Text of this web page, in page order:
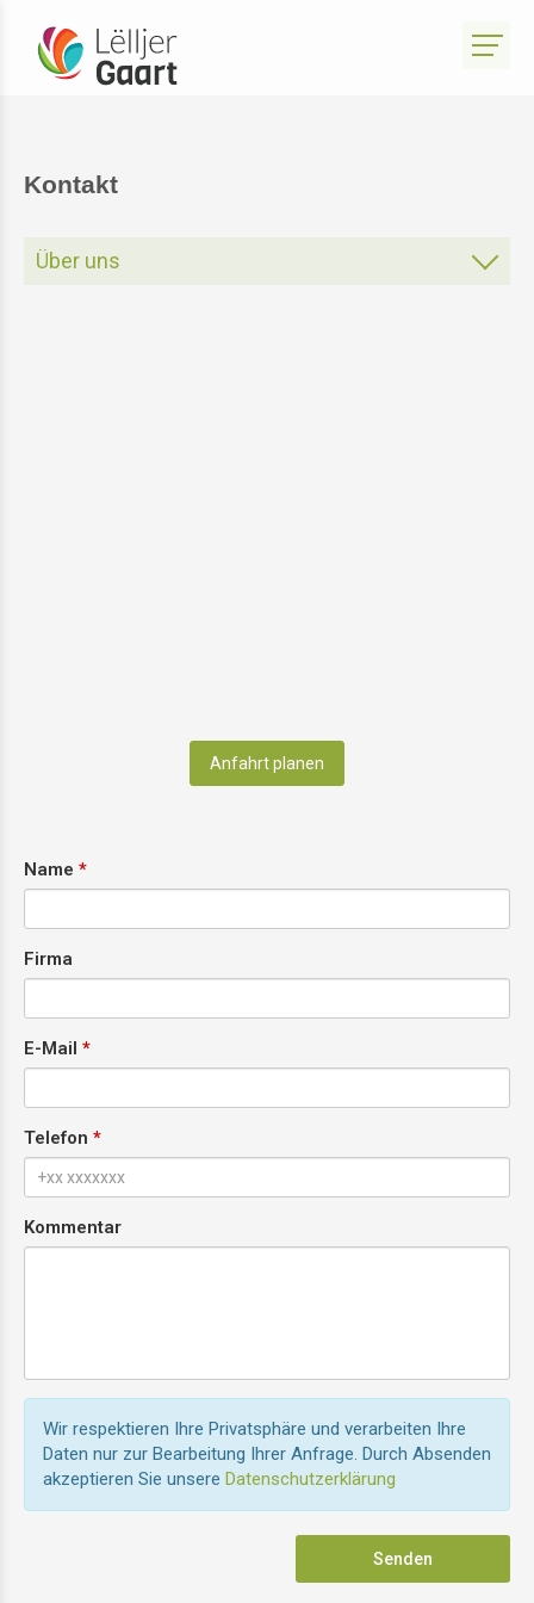
Kontakt
Über uns
Anfahrt planen
Name
Firma
E-Mail
Telefon
Kommentar
Wir respektieren Ihre Privatsphäre und verarbeiten Ihre
Daten nur zur Bearbeitung Ihrer Anfrage. Durch Absenden
akzeptieren Sie unsere Datenschutzerklärung